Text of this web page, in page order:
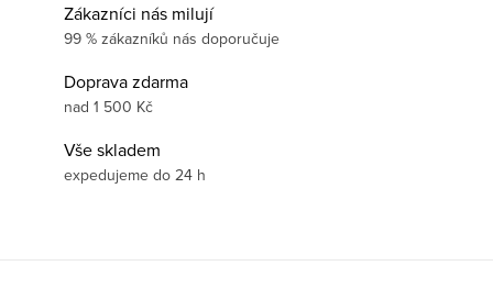
Zákazníci nás milují
99 % zákazníků nás doporučuje
Doprava zdarma
nad 1 500 Kč
Vše skladem
expedujeme do 24 h